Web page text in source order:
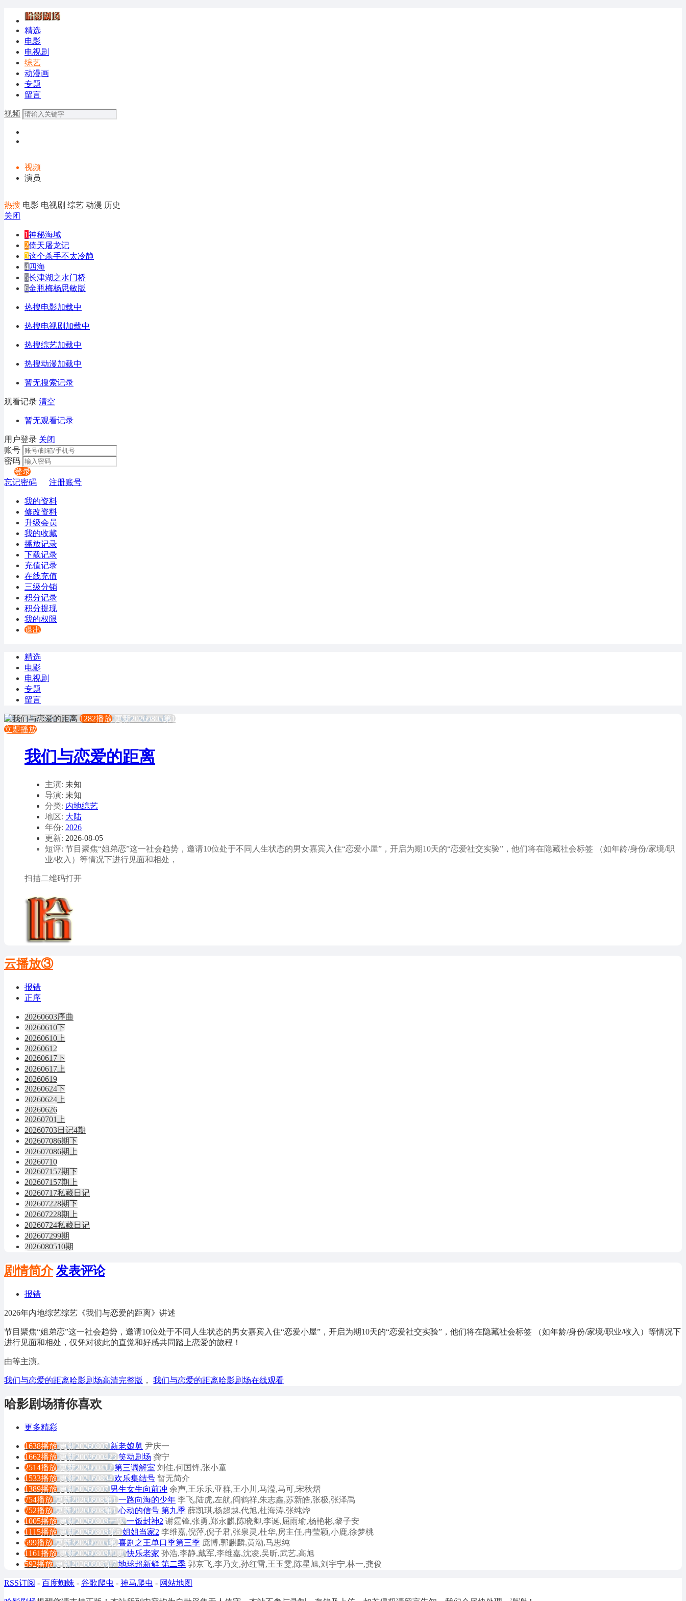
精选
电影
电视剧
综艺
动漫画
专题
留言
视频
视频
演员
热搜 电影 电视剧 综艺 动漫 历史
关闭
1神秘海域
2倚天屠龙记
3这个杀手不太冷静
4四海
5长津湖之水门桥
6金瓶梅杨思敏版
热搜电影加载中
热搜电视剧加载中
热搜综艺加载中
热搜动漫加载中
暂无搜索记录
观看记录 清空
暂无观看记录
用户登录 关闭
账号
密码
登录
忘记密码
注册账号
我的资料
修改资料
升级会员
我的收藏
播放记录
下载记录
充值记录
在线充值
三级分销
积分记录
积分提现
我的权限
退出
精选
电影
电视剧
专题
留言
1282播放 更新20260805第1
立即播放
我们与恋爱的距离
主演: 未知
导演: 未知
分类: 内地综艺
地区: 大陆
年份: 2026
更新: 2026-08-05
短评: 节目聚焦“姐弟恋”这一社会趋势，邀请10位处于不同人生状态的男女嘉宾入住“恋爱小屋”，开启为期10天的“恋爱社交实验”，他们将在隐藏社会标签 （如年龄/身份/家境/职
业/收入）等情况下进行见面和相处，
扫描二维码打开
云播放③
报错
正序
20260603序曲
20260610下
20260610上
20260612
20260617下
20260617上
20260619
20260624下
20260624上
20260626
20260701上
20260703日记4期
202607086期下
202607086期上
20260710
202607157期下
202607157期上
20260717私藏日记
202607228期下
202607228期上
20260724私藏日记
202607299期
2026080510期
剧情简介 发表评论
报错
2026年内地综艺综艺《我们与恋爱的距离》讲述
节目聚焦“姐弟恋”这一社会趋势，邀请10位处于不同人生状态的男女嘉宾入住“恋爱小屋”，开启为期10天的“恋爱社交实验”，他们将在隐藏社会标签 （如年龄/身份/家境/职业/收入）等情况下
进行见面和相处，仅凭对彼此的直觉和好感共同踏上恋爱的旅程！
由等主演。
我们与恋爱的距离哈影剧场高清完整版 ， 我们与恋爱的距离哈影剧场在线观看
哈影剧场猜你喜欢
更多精彩
1638播放 更新20260807 新老娘舅 尹庆一
1662播放 更新2002600423 笑动剧场 龚宁
2514播放 更新202600417 第三调解室 刘佳,何国锋,张小童
1533播放 更新202160804 欢乐集结号 暂无简介
1389播放 更新20260807 男生女生向前冲 余声,王乐乐,亚群,王小川,马滢,马可,宋秋熠
754播放 更新20260808第1 一路向海的少年 李飞,陆虎,左航,阎鹤祥,朱志鑫,苏新皓,张极,张泽禹
752播放 更新20260808第1 心动的信号 第九季 薛凯琪,杨超越,代旭,杜海涛,张纯烨
1005播放 更新20260808一饭 一饭封神2 谢霆锋,张勇,郑永麒,陈晓卿,李诞,屈雨瑜,杨艳彬,黎子安
1115播放 更新20260808第5 姐姐当家2 李维嘉,倪萍,倪子君,张泉灵,杜华,房主任,冉莹颖,小鹿,徐梦桃
599播放 更新320260705第 喜剧之王单口季第三季 庞博,郭麒麟,黄渤,马思纯
1161播放 更新20260808加更 快乐老家 孙浩,李静,戴军,李维嘉,沈凌,吴昕,武艺,高旭
592播放 更新20260808第7 地球超新鲜 第二季 郭京飞,李乃文,孙红雷,王玉雯,陈星旭,刘宇宁,林一,龚俊
RSS订阅 - 百度蜘蛛 - 谷歌爬虫 - 神马爬虫 - 网站地图